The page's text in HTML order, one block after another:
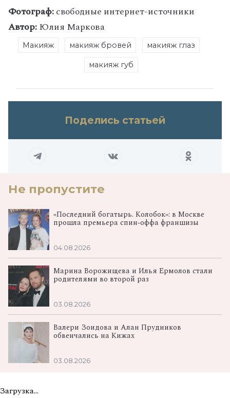
Фотограф:свободные интернет-источники
Автор:Юлия Маркова
Макияж макияж бровей макияж глаз
макияж губ
Поделись статьей
Не пропустите
«Последний богатырь. Колобок»: в Москве
прошла премьера спин‑оффа франшизы
04.08.2026
Марина Ворожищева и Илья Ермолов стали
родителями во второй раз
03.08.2026
Валери Зоидова и Алан Прудников
обвенчались на Кижах
03.08.2026
Загрузка...